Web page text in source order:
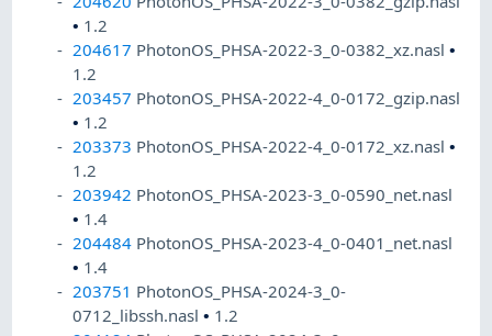
• 1.2
204617 PhotonOS_PHSA-2022-3_0-0382_xz.nasl•
1.2
203457 PhotonOS_PHSA-2022-4_0-0172_gzip.nasl
• 1.2
203373 PhotonOS_PHSA-2022-4_0-0172_xz.nasl•
1.2
203942 PhotonOS_PHSA-2023-3_0-0590_net.nasl
• 1.4
204484 PhotonOS_PHSA-2023-4_0-0401_net.nasl
• 1.4
203751 PhotonOS_PHSA-2024-3_0-
0712_libssh.nasl• 1.2